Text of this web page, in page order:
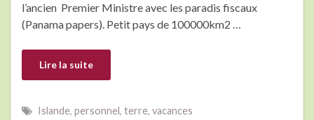
l’ancien Premier Ministre avec les paradis fiscaux
(Panama papers). Petit pays de 100000km2 …
Lire la suite
Islande, personnel, terre, vacances